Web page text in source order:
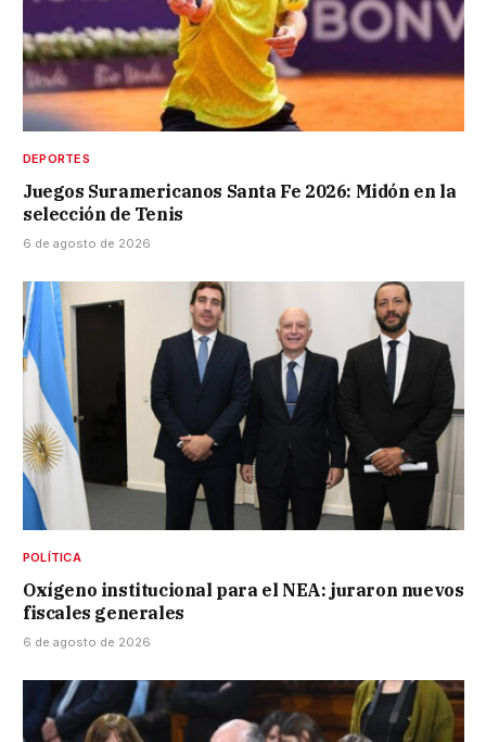
DEPORTES
Juegos Suramericanos Santa Fe 2026: Midón en la
selección de Tenis
6 de agosto de 2026
POLÍTICA
Oxígeno institucional para el NEA: juraron nuevos
fiscales generales
6 de agosto de 2026